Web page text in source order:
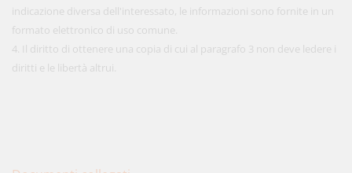
indicazione diversa dell'interessato, le informazioni sono fornite in un
formato elettronico di uso comune.
4. Il diritto di ottenere una copia di cui al paragrafo 3 non deve ledere i
diritti e le libertà altrui.